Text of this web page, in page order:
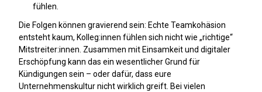
fühlen.
Die Folgen können gravierend sein: Echte Teamkohäsion
entsteht kaum, Kolleg:innen fühlen sich nicht wie „richtige“
Mitstreiter:innen. Zusammen mit Einsamkeit und digitaler
Erschöpfung kann das ein wesentlicher Grund für
Kündigungen sein – oder dafür, dass eure
Unternehmenskultur nicht wirklich greift. Bei vielen